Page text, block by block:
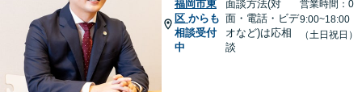
福岡市東
区 からも
相談受付
中
面談方法(対
面・電話・ビデ
オなど)は応相
談
営業時間：0
9:00~18:00
（土日祝日）